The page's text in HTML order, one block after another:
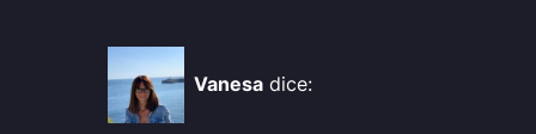
Vanesa dice: